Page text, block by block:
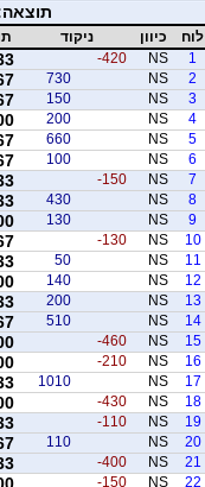
לוח כיוון ניקוד
1
NS
-420
2
NS
730
3
NS
150
4
NS
200
5
NS
660
6
NS
100
7
NS
-150
8
NS
430
9
NS
130
10
NS
-130
11
NS
50
12
NS
140
13
NS
200
14
NS
510
15
NS
-460
16
NS
-210
17
NS
1010
18
NS
-430
19
NS
-110
20
NS
110
21
NS
-400
22
NS
-150